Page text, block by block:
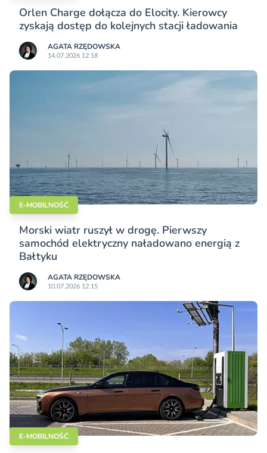
Orlen Charge dołącza do Elocity. Kierowcy
zyskają dostęp do kolejnych stacji ładowania
AGATA RZĘDOWSKA
14.07.2026 12:18
E-MOBILNOŚĆ
Morski wiatr ruszył w drogę. Pierwszy
samochód elektryczny naładowano energią z
Bałtyku
AGATA RZĘDOWSKA
10.07.2026 12:15
E-MOBILNOŚĆ